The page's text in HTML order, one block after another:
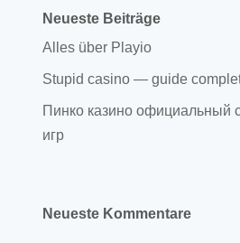
Neueste Beiträge
Alles über Playio
Stupid casino — guide
Пинко казино официальный
игр
Neueste Kommentare